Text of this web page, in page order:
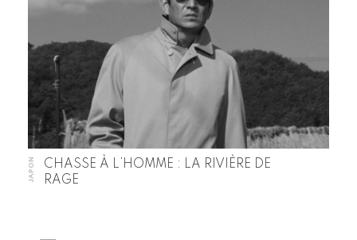
JAPON
CHASSE À L’HOMME : LA RIVIÈRE DE
RAGE